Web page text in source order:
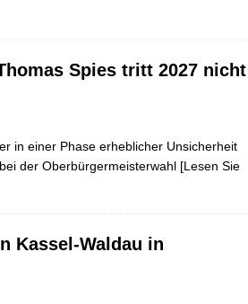
Spies tritt 2027 nicht
in einer Phase erheblicher Unsicherheit
der Oberbürgermeisterwahl [Lesen Sie
Kassel-Waldau in